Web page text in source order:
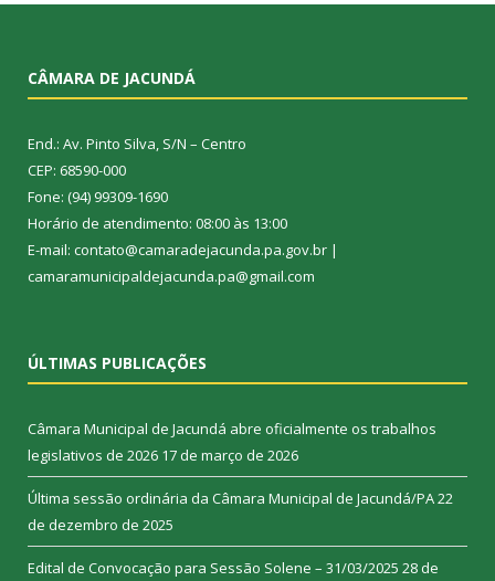
CÂMARA DE JACUNDÁ
End.: Av. Pinto Silva, S/N – Centro
CEP: 68590-000
Fone: (94) 99309-1690
Horário de atendimento: 08:00 às 13:00
E-mail: contato@camaradejacunda.pa.gov.br |
camaramunicipaldejacunda.pa@gmail.com
ÚLTIMAS PUBLICAÇÕES
Câmara Municipal de Jacundá abre oficialmente os trabalhos
legislativos de 2026 17 de março de 2026
Última sessão ordinária da Câmara Municipal de Jacundá/PA22
de dezembro de 2025
Edital de Convocação para Sessão Solene – 31/03/2025 28 de